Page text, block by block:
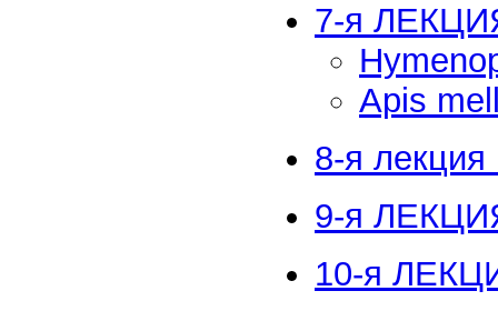
7-я
Apis
8-я
9-я
10-я